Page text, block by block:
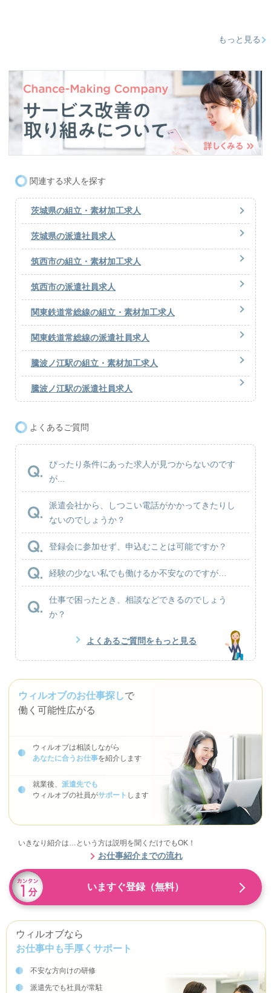
もっと見る
関連する求人を探す
茨城県の組立・素材加工求人
茨城県の派遣社員求人
筑西市の組立・素材加工求人
筑西市の派遣社員求人
関東鉄道常総線の組立・素材加工求人
関東鉄道常総線の派遣社員求人
騰波ノ江駅の組立・素材加工求人
騰波ノ江駅の派遣社員求人
よくあるご質問
ぴったり条件にあった求人が見つからないのです
が...
派遣会社から、しつこい電話がかかってきたりし
ないのでしょうか？
登録会に参加せず、申込むことは可能ですか？
経験の少ない私でも働けるか不安なのですが…
仕事で困ったとき、相談などできるのでしょう
か？
よくあるご質問をもっと見る
ウィルオブのお仕事探しで
働く可能性広がる
ウィルオブは相談しながら
あなたに合うお仕事を紹介します
就業後、 派遣先でも
ウィルオブの社員がサポート します
いきなり紹介は…という方は説明を聞くだけでもOK！
お仕事紹介までの流れ
いますぐ登録（無料）
ウィルオブなら
お仕事中も手厚くサポート
不安な方向けの研修
派遣先でも社員が常駐